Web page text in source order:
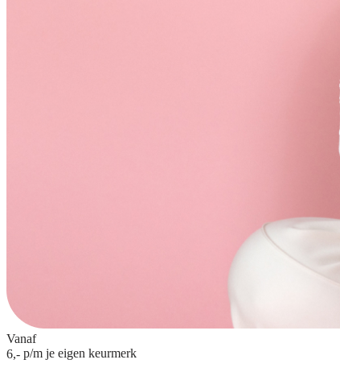
Vanaf
6,- p/m je eigen keurmerk